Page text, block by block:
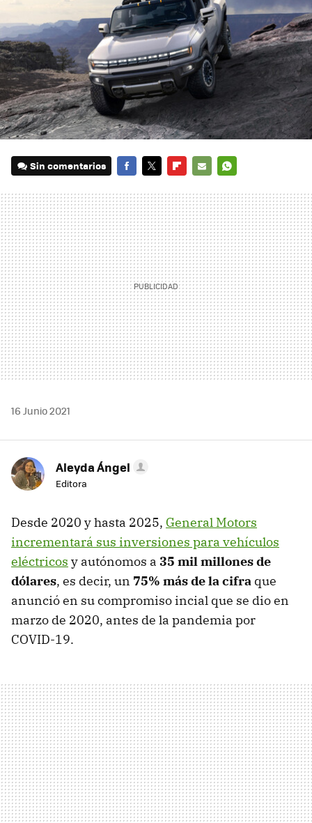
Sin comentarios
MAIL
16 Junio 2021
Aleyda Ángel
Editora
Desde 2020 y hasta 2025, General Motors
incrementará sus inversiones para vehículos
eléctricos y autónomos a 35 mil millones de
dólares, es decir, un 75% más de la cifra que
anunció en su compromiso incial que se dio en
marzo de 2020, antes de la pandemia por
COVID-19.